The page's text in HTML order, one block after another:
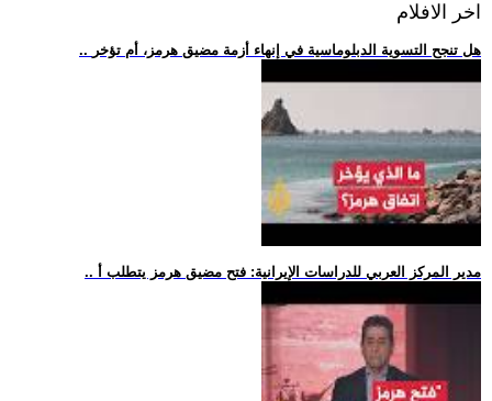
اخر الافلام
.. هل تنجح التسوية الدبلوماسية في إنهاء أزمة مضيق هرمز، أم تؤخر
.. مدير المركز العربي للدراسات الإيرانية: فتح مضيق هرمز يتطلب أ